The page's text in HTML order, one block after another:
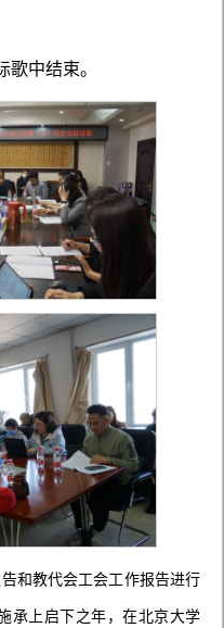
中结束。
和教代会工会工作报告进行
承上启下之年，在北京大学